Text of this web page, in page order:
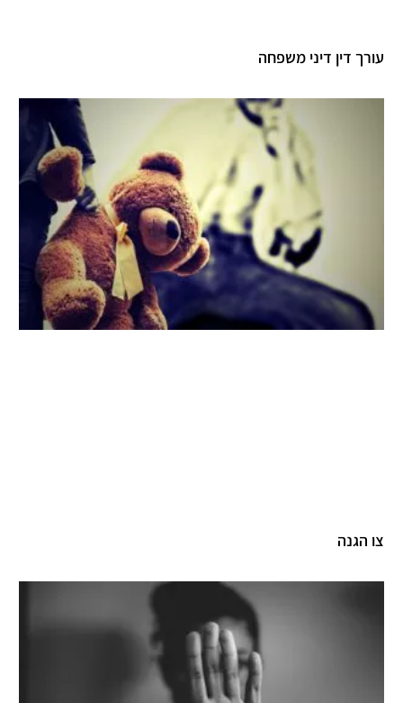
עורך דין דיני משפחה
צו הגנה